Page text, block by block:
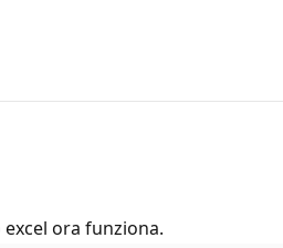
ora funziona.